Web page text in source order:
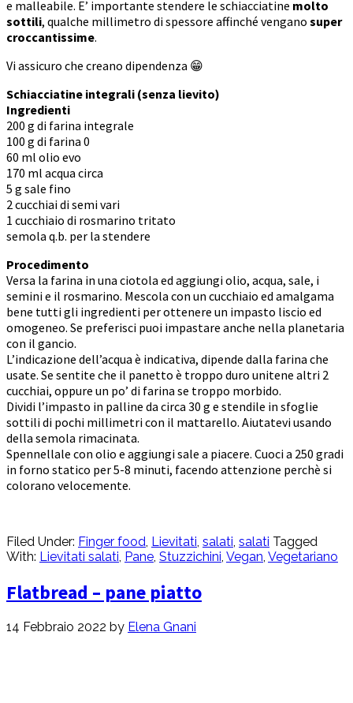
e malleabile. E’ importante stendere le schiacciatine molto
sottili, qualche millimetro di spessore affinché vengano super
croccantissime.
Vi assicuro che creano dipendenza 😁
Schiacciatine integrali (senza lievito)
Ingredienti
200 g di farina integrale
100 g di farina 0
60 ml olio evo
170 ml acqua circa
5 g sale fino
2 cucchiai di semi vari
1 cucchiaio di rosmarino tritato
semola q.b. per la stendere
Procedimento
Versa la farina in una ciotola ed aggiungi olio, acqua, sale, i
semini e il rosmarino. Mescola con un cucchiaio ed amalgama
bene tutti gli ingredienti per ottenere un impasto liscio ed
omogeneo. Se preferisci puoi impastare anche nella planetaria
con il gancio.
L’indicazione dell’acqua è indicativa, dipende dalla farina che
usate. Se sentite che il panetto è troppo duro unitene altri 2
cucchiai, oppure un po’ di farina se troppo morbido.
Dividi l’impasto in palline da circa 30 g e stendile in sfoglie
sottili di pochi millimetri con il mattarello. Aiutatevi usando
della semola rimacinata.
Spennellale con olio e aggiungi sale a piacere. Cuoci a 250 gradi
in forno statico per 5-8 minuti, facendo attenzione perchè si
colorano velocemente.
Filed Under: Finger food Lievitati salati salati Tagged
With: Lievitati salati Pane Stuzzichini Vegan Vegetariano
Flatbread – pane piatto
14 Febbraio 2022 by Elena Gnani